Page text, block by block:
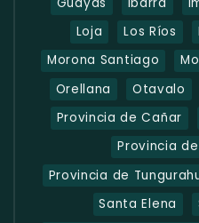
Loja
Los Ríos
Morona Santiago
Orellana
Otavalo
Provincia de Cañar
Provincia
Provincia de
Santa Elena